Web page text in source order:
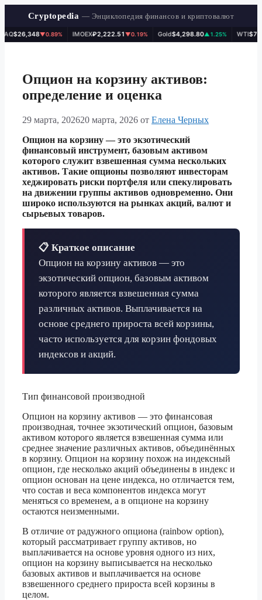
Cryptopedia — Энциклопедия финансов и криптовалют
$26,348▼0.89% IMOEX₽2,222.51▼0.19% Gold$4,298.80▲1.25% WTI$78.10
Опцион на корзину активов:
определение и оценка
29 марта, 202620 марта, 2026 от Елена Черных
Опцион на корзину — это экзотический
финансовый инструмент, базовым активом
которого служит взвешенная сумма нескольких
активов. Такие опционы позволяют инвесторам
хеджировать риски портфеля или спекулировать
на движении группы активов одновременно. Они
широко используются на рынках акций, валют и
сырьевых товаров.
📋 Краткое описание
Опцион на корзину активов — это
экзотический опцион, базовым активом
которого является взвешенная сумма
различных активов. Выплачивается на
основе среднего прироста всей корзины,
часто используется для корзин фондовых
индексов и акций.
Тип финансовой производной
Опцион на корзину активов — это финансовая
производная, точнее экзотический опцион, базовым
активом которого является взвешенная сумма или
среднее значение различных активов, объединённых
в корзину. Опцион на корзину похож на индексный
опцион, где несколько акций объединены в индекс и
опцион основан на цене индекса, но отличается тем,
что состав и веса компонентов индекса могут
меняться со временем, а в опционе на корзину
остаются неизменными.
В отличие от радужного опциона (rainbow option),
который рассматривает группу активов, но
выплачивается на основе уровня одного из них,
опцион на корзину выписывается на несколько
базовых активов и выплачивается на основе
взвешенного среднего прироста всей корзины в
целом.